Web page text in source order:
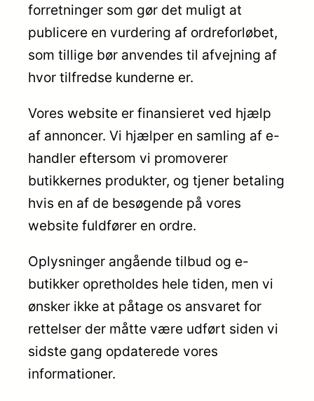
forretninger som gør det muligt at
publicere en vurdering af ordreforløbet,
som tillige bør anvendes til afvejning af
hvor tilfredse kunderne er.
Vores website er finansieret ved hjælp
af annoncer. Vi hjælper en samling af e-
handler eftersom vi promoverer
butikkernes produkter, og tjener betaling
hvis en af de besøgende på vores
website fuldfører en ordre.
Oplysninger angående tilbud og e-
butikker opretholdes hele tiden, men vi
ønsker ikke at påtage os ansvaret for
rettelser der måtte være udført siden vi
sidste gang opdaterede vores
informationer.